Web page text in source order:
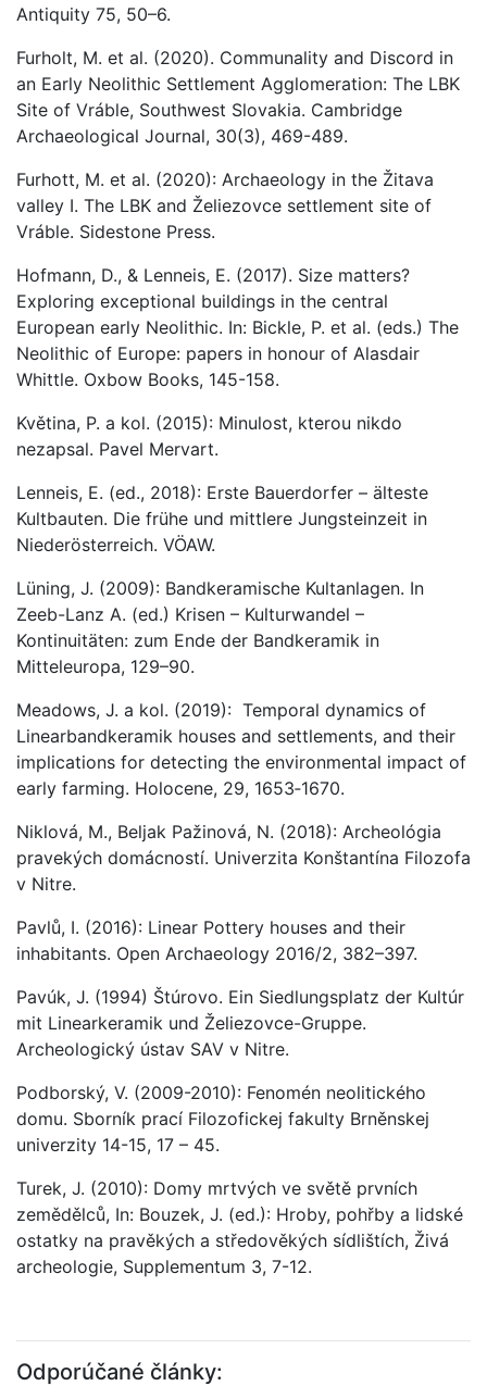
Antiquity 75, 50–6.
Furholt, M. et al. (2020). Communality and Discord in
an Early Neolithic Settlement Agglomeration: The LBK
Site of Vráble, Southwest Slovakia. Cambridge
Archaeological Journal, 30(3), 469-489.
Furhott, M. et al. (2020): Archaeology in the Žitava
valley I. The LBK and Želiezovce settlement site of
Vráble. Sidestone Press.
Hofmann, D., & Lenneis, E. (2017). Size matters?
Exploring exceptional buildings in the central
European early Neolithic. In: Bickle, P. et al. (eds.) The
Neolithic of Europe: papers in honour of Alasdair
Whittle. Oxbow Books, 145-158.
Květina, P. a kol. (2015): Minulost, kterou nikdo
nezapsal. Pavel Mervart.
Lenneis, E. (ed., 2018): Erste Bauerdorfer – älteste
Kultbauten. Die frühe und mittlere Jungsteinzeit in
Niederösterreich. VÖAW.
Lüning, J. (2009): Bandkeramische Kultanlagen. In
Zeeb-Lanz A. (ed.) Krisen – Kulturwandel –
Kontinuitäten: zum Ende der Bandkeramik in
Mitteleuropa, 129–90.
Meadows, J. a kol. (2019): Temporal dynamics of
Linearbandkeramik houses and settlements, and their
implications for detecting the environmental impact of
early farming. Holocene, 29, 1653‑1670.
Niklová, M., Beljak Pažinová, N. (2018): Archeológia
pravekých domácností. Univerzita Konštantína Filozofa
v Nitre.
Pavlů, I. (2016): Linear Pottery houses and their
inhabitants. Open Archaeology 2016/2, 382–397.
Pavúk, J. (1994) Štúrovo. Ein Siedlungsplatz der Kultúr
mit Linearkeramik und Želiezovce-Gruppe.
Archeologický ústav SAV v Nitre.
Podborský, V. (2009-2010): Fenomén neolitického
domu. Sborník prací Filozofickej fakulty Brněnskej
univerzity 14-15, 17 – 45.
Turek, J. (2010): Domy mrtvých ve světě prvních
zemědělců, In: Bouzek, J. (ed.): Hroby, pohřby a lidské
ostatky na pravěkých a středověkých sídlištích, Živá
archeologie, Supplementum 3, 7-12.
Odporúčané články: